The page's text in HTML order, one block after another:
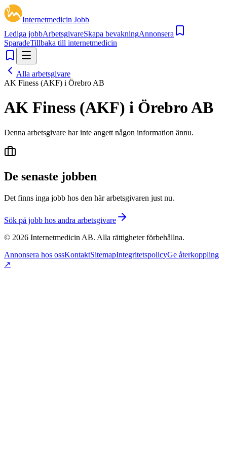
Internetmedicin Jobb
Lediga jobbArbetsgivareSkapa bevakningAnnonsera
SparadeTillbaka till internetmedicin
Alla arbetsgivare
AK Finess (AKF) i Örebro AB
AK Finess (AKF) i Örebro AB
Denna arbetsgivare har inte angett någon information ännu.
De senaste jobben
Det finns inga jobb hos den här arbetsgivaren just nu.
Sök på jobb hos andra arbetsgivare
© 2026 Internetmedicin AB. Alla rättigheter förbehållna.
Annonsera hos ossKontaktSitemapIntegritetspolicyGe återkoppling
↗